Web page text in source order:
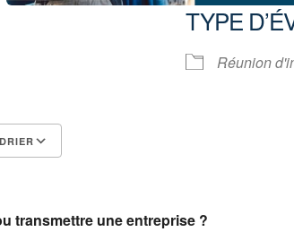
TYPE
Réunion
transmettre une entreprise ?